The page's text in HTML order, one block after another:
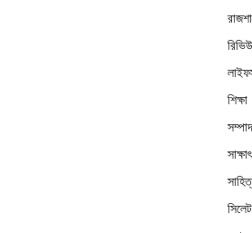
রিভিউ
শিক্ষা
সিলেট